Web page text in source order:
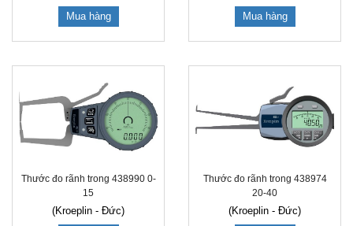
Mua hàng
Mua hàng
Thước đo rãnh trong 438990 0-
15
(Kroeplin - Đức)
Thước đo rãnh trong 438974
20-40
(Kroeplin - Đức)